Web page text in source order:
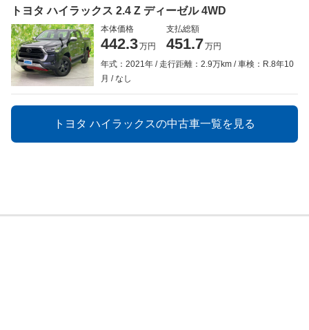
トヨタ ハイラックス 2.4 Z ディーゼル 4WD
本体価格
442.3万円
支払総額
451.7万円
年式：2021年
走行距離：2.9万km
車検：R.8年10
月
なし
トヨタ ハイラックスの中古車一覧を見る